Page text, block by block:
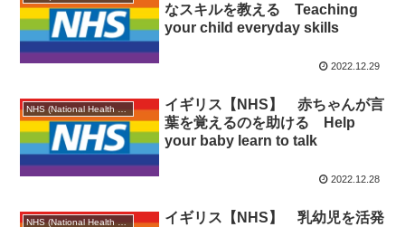
なスキルを教える Teaching
your child everyday skills
2022.12.29
イギリス【NHS】 赤ちゃんが言
葉を覚えるのを助ける Help
your baby learn to talk
2022.12.28
イギリス【NHS】 乳幼児を活発